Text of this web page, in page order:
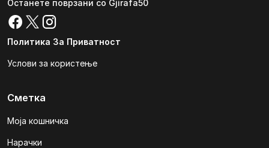
Останете поврзани со Gjirafa50
Политика За Приватност
Услови за користење
Сметка
Моја кошничка
Нарачки